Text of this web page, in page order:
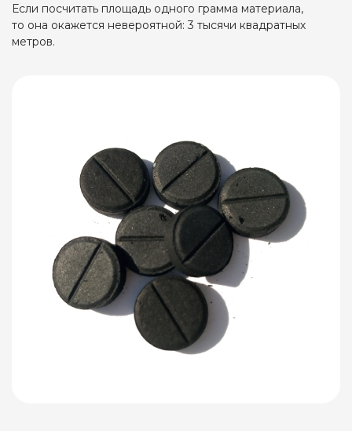
Если посчитать площадь одного грамма материала,
то она окажется невероятной: 3 тысячи квадратных
метров.